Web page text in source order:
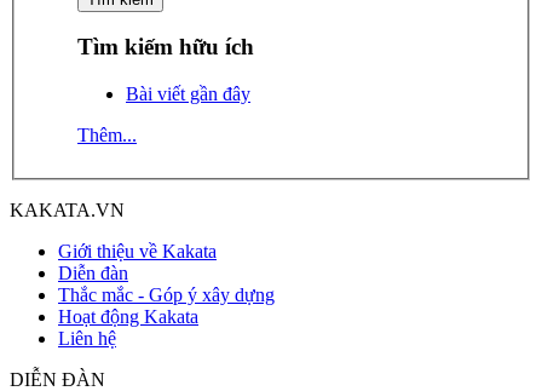
Tìm kiếm hữu ích
Bài viết gần đây
Thêm...
KAKATA.VN
Giới thiệu về Kakata
Diễn đàn
Thắc mắc - Góp ý xây dựng
Hoạt động Kakata
Liên hệ
DIỄN ĐÀN